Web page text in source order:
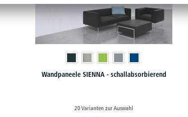
Wandpaneele SIENNA - schallabsorbierend
20 Varianten zur Auswahl